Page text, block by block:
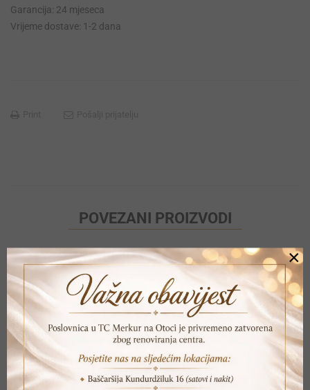
Garancija: 24 mjeseca
Vrijeme dostave: 1-2 dana
POVEZANI PROIZVODI
×